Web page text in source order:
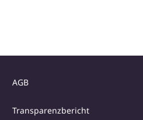
AGB
Transparenzbericht